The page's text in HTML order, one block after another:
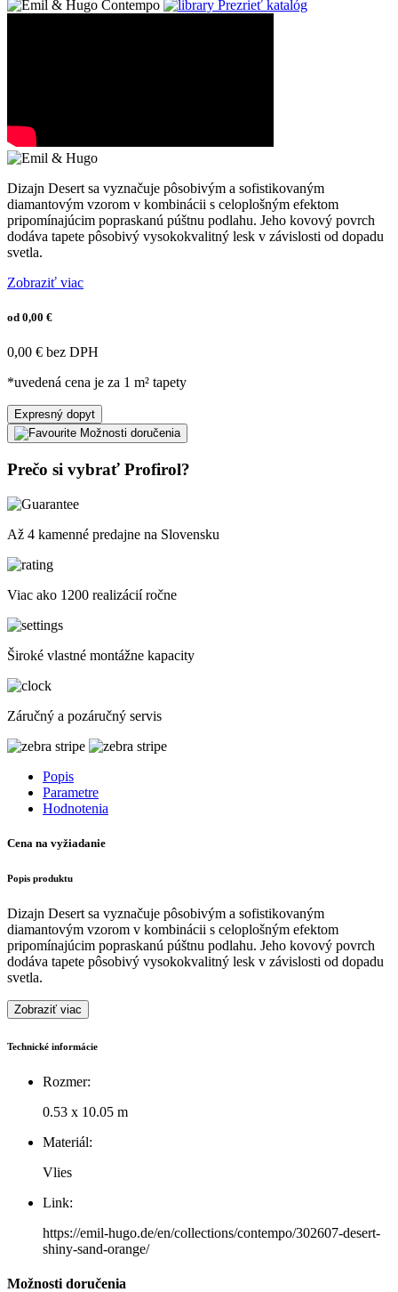
Prezrieť katalóg
Dizajn Desert sa vyznačuje pôsobivým a sofistikovaným
diamantovým vzorom v kombinácii s celoplošným efektom
pripomínajúcim popraskanú púštnu podlahu. Jeho kovový povrch
dodáva tapete pôsobivý vysokokvalitný lesk v závislosti od dopadu
svetla.
Zobraziť viac
od 0,00 €
0,00 € bez DPH
*uvedená cena je za 1 m² tapety
Expresný dopyt
Možnosti doručenia
Prečo si vybrať Profirol?
Až 4 kamenné predajne na Slovensku
Viac ako 1200 realizácií ročne
Široké vlastné montážne kapacity
Záručný a pozáručný servis
Popis
Parametre
Hodnotenia
Cena na vyžiadanie
Popis produktu
Dizajn Desert sa vyznačuje pôsobivým a sofistikovaným
diamantovým vzorom v kombinácii s celoplošným efektom
pripomínajúcim popraskanú púštnu podlahu. Jeho kovový povrch
dodáva tapete pôsobivý vysokokvalitný lesk v závislosti od dopadu
svetla.
Zobraziť viac
Technické informácie
Rozmer:
0.53 x 10.05 m
Materiál:
Vlies
Link:
https://emil-hugo.de/en/collections/contempo/302607-desert-
shiny-sand-orange/
Možnosti doručenia